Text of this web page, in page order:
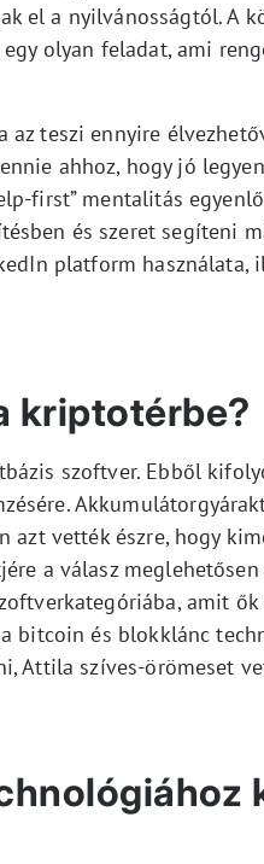
el a nyilvánosságtól. A
olyan feladat, ami
teszi ennyire
ahhoz, hogy jó
first” mentalitás
és szeret segíteni
platform használata,
kriptotérbe?
szoftver. Ebből
azt vették észre, hogy
a válasz
amit
bitcoin és blokklánc
Attila szíves-örömeset